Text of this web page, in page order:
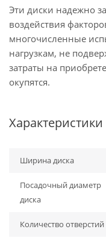
Эти диски надежно
воздействия
многочисленные
нагрузкам, не
затраты на
окупятся.
Характеристики
Ширина диска
Посадочный диаметр
диска
Количество отверстий